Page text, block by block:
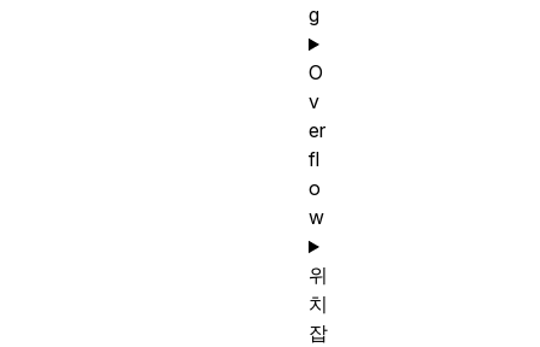
g
O
v
er
fl
o
w
위
치
잡